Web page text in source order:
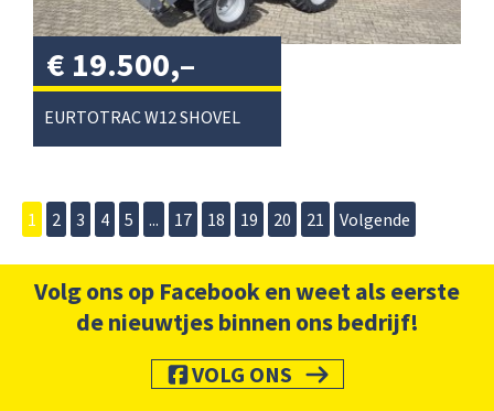
EURTOTRAC W12 SHOVEL
€ 19.500,–
excl. btw/
1 2 3 4 5 ... 17 18 19 20 21 Volgende
Volg ons op Facebook en weet als eerste
de nieuwtjes binnen ons bedrijf!
VOLG ONS